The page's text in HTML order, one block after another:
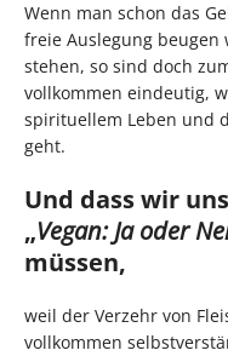
Wenn man schon das
freie Auslegung
stehen, so sind doch
vollkommen eindeutig,
spirituellem Leben und
geht.
Und dass wir
„Vegan: Ja oder
müssen,
weil der Verzehr von
vollkommen